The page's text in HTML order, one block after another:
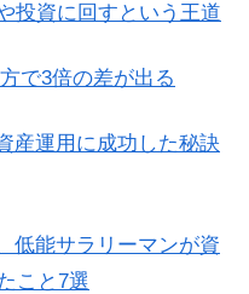
投資に回すという王道
で3倍の差が出る
産運用に成功した秘訣
低能サラリーマンが資
こと7選